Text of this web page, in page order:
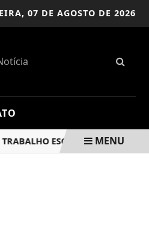
07 DE AGOSTO DE 2026
ESCRAVO NO CAMPO
MENU